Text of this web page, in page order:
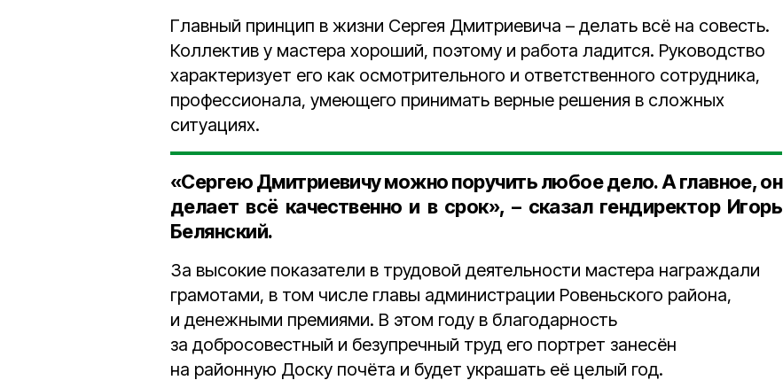
Главный принцип в жизни Сергея Дмитриевича – делать всё на совесть.
Коллектив у мастера хороший, поэтому и работа ладится. Руководство
характеризует его как осмотрительного и ответственного сотрудника,
профессионала, умеющего принимать верные решения в сложных
ситуациях.
«Сергею Дмитриевичу можно поручить любое дело. А главное, он
делает всё качественно и в срок», – сказал гендиректор Игорь
Белянский.
За высокие показатели в трудовой деятельности мастера награждали
грамотами, в том числе главы администрации Ровеньского района,
и денежными премиями. В этом году в благодарность
за добросовестный и безупречный труд его портрет занесён
на районную Доску почёта и будет украшать её целый год.